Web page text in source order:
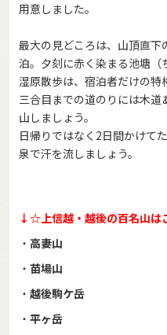
用意しました。
最大の見どころは、山頂直
泊。夕刻に赤く染まる池塘
湿原散歩は、宿泊者だけの特
三合目までの道のりには木
山しましょう。
日帰りではなく2日間かけて
泉で汗を流しましょう。
↓☆上信越・越後の百名山
・ 高妻山
・ 苗場山
・ 越後駒ケ岳
・ 平ヶ岳